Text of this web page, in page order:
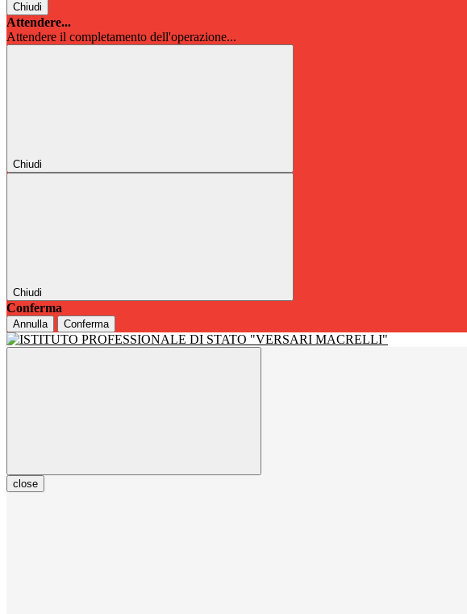
Chiudi
Attendere...
Attendere il completamento dell'operazione...
Chiudi
Chiudi
Conferma
Annulla Conferma
close